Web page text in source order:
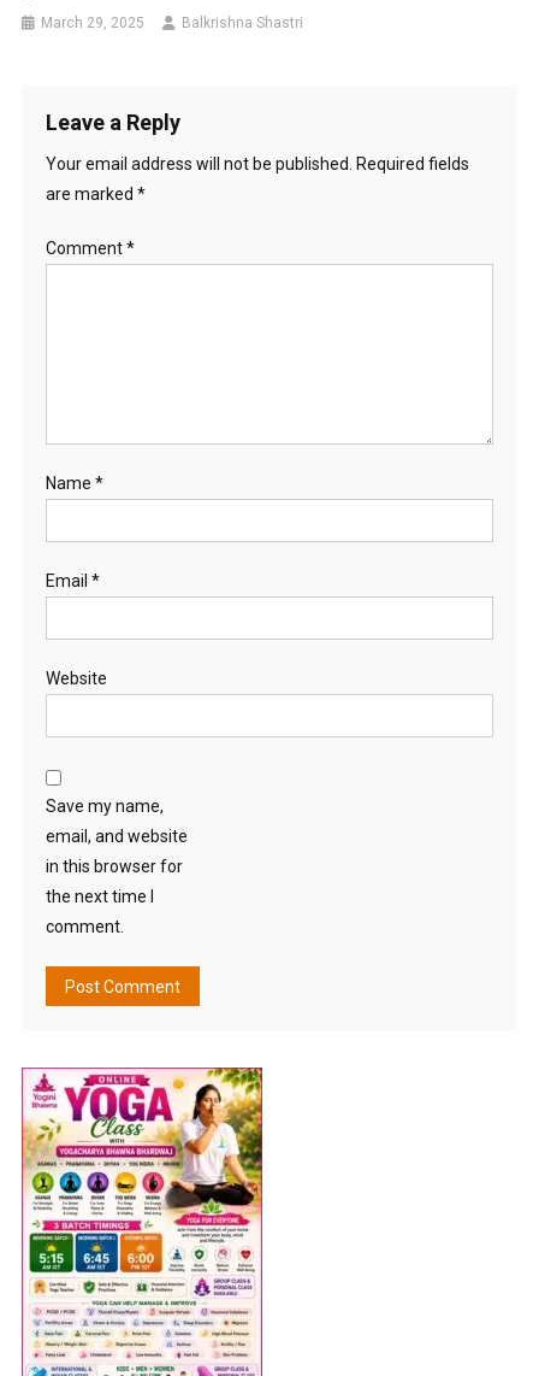
March 29, 2025 Balkrishna Shastri
Leave a Reply
Your email address will not be published. Required fields
are marked *
Comment*
Name *
Email *
Website
Save my name,
email, and website
in this browser for
the next time I
comment.